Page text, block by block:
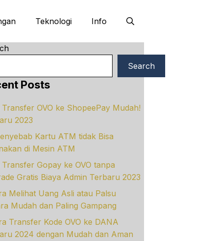
Teknologi Info
Search
Posts
Transfer OVO ke ShopeePay Mudah!
2023
Kartu ATM tidak Bisa
di Mesin ATM
Transfer Gopay ke OVO tanpa
Gratis Biaya Admin Terbaru 2023
Melihat Uang Asli atau Palsu
Mudah dan Paling Gampang
Transfer Kode OVO ke DANA
2024 dengan Mudah dan Aman